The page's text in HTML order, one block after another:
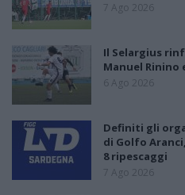
7 Ago 2026
Il Selargius
Manuel Rinino
6 Ago 2026
Definiti gli
di Golfo
8 ripescaggi
7 Ago 2026